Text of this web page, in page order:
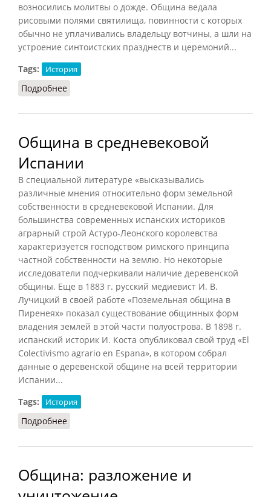
возносились молитвы о дожде. Община ведала
рисовыми полями святилища, повинности с которых
обычно не уплачивались владельцу вотчины, а шли на
устроение синтоистских празднеств и церемоний...
Tags:
История
Подробнее
Община в средневековой
Испании
В специальной литературе «высказывались
различные мнения относительно форм земельной
собственности в средневековой Испании. Для
большинства современных испанских историков
аграрный строй Астуро-Леонского королевства
характеризуется господством римского принципа
частной собственности на землю. Но некоторые
исследователи подчеркивали наличие деревенской
общины. Еще в 1883 г. русский медиевист И. В.
Лучицкий в своей работе «Поземельная община в
Пиренеях» показал существование общинных форм
владения землей в этой части полуострова. В 1898 г.
испанский историк И. Коста опубликовал свой труд «El
Colectivismo agrario en Espana», в котором собрал
данные о деревенской общине на всей территории
Испании...
Tags:
История
Подробнее
Община: разложение и